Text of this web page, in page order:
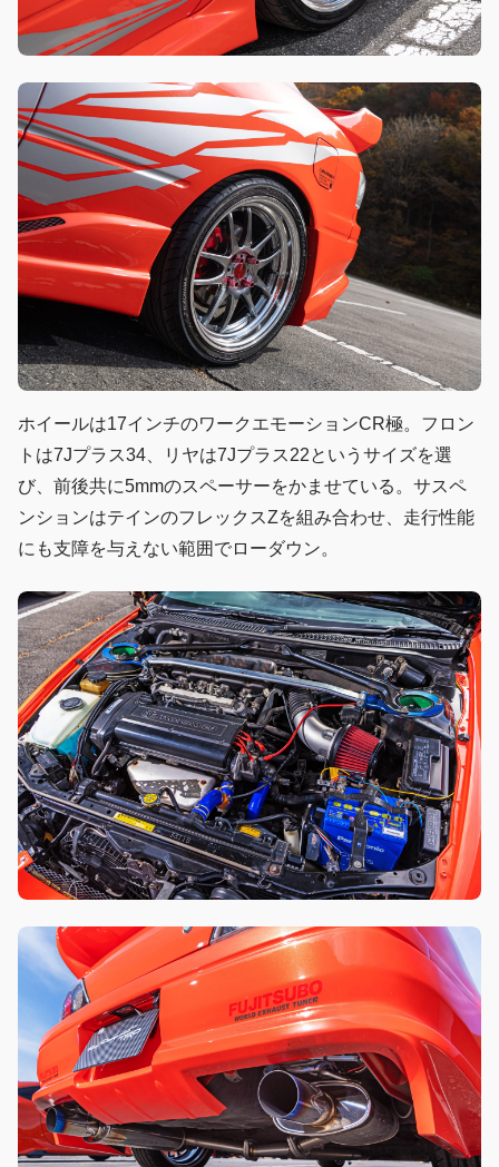
ホイールは17インチのワークエモーションCR極。フロン
トは7Jプラス34、リヤは7Jプラス22というサイズを選
び、前後共に5mmのスペーサーをかませている。サスペ
ンションはテインのフレックスZを組み合わせ、走行性能
にも支障を与えない範囲でローダウン。